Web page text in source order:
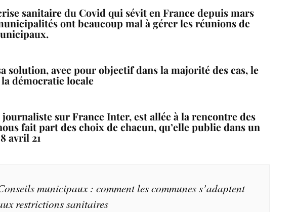
sanitaire du Covid qui sévit en France depuis mars
ont beaucoup mal à gérer les réunions de
solution, avec pour objectif dans la majorité des cas, le
démocratie locale
journaliste sur France Inter, est allée à la rencontre des
fait part des choix de chacun, qu’elle publie dans un
avril 21
municipaux : comment les communes s’adaptent
restrictions sanitaires